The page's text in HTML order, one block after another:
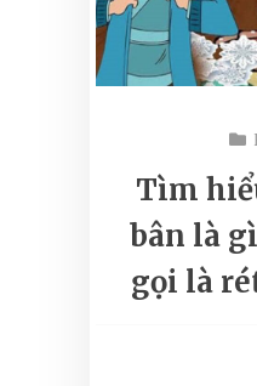
Tìm
bân là
gọi là